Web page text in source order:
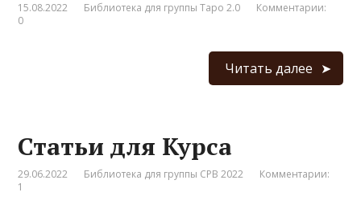
15.08.2022 Библиотека для группы Таро 2.0
Комментарии:
0
Читать далее
Статьи для Курса
29.06.2022 Библиотека для группы СРВ 2022
Комментарии:
1